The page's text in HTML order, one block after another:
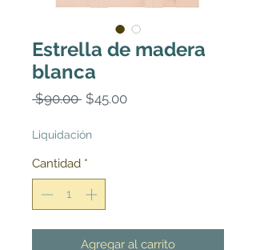
Estrella de madera
blanca
$90.00 Precio
$45.00Precio
Liquidación
Cantidad *
Agregar al carrito